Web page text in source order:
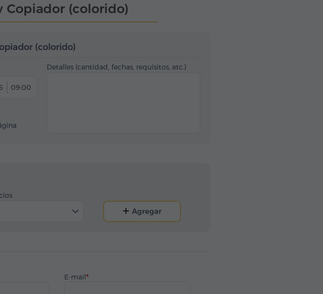
Copiador (colorido)
(colorido)
09:00
Detalles (cantidad, fechas, requisitos, etc.)
Agregar
E-mail